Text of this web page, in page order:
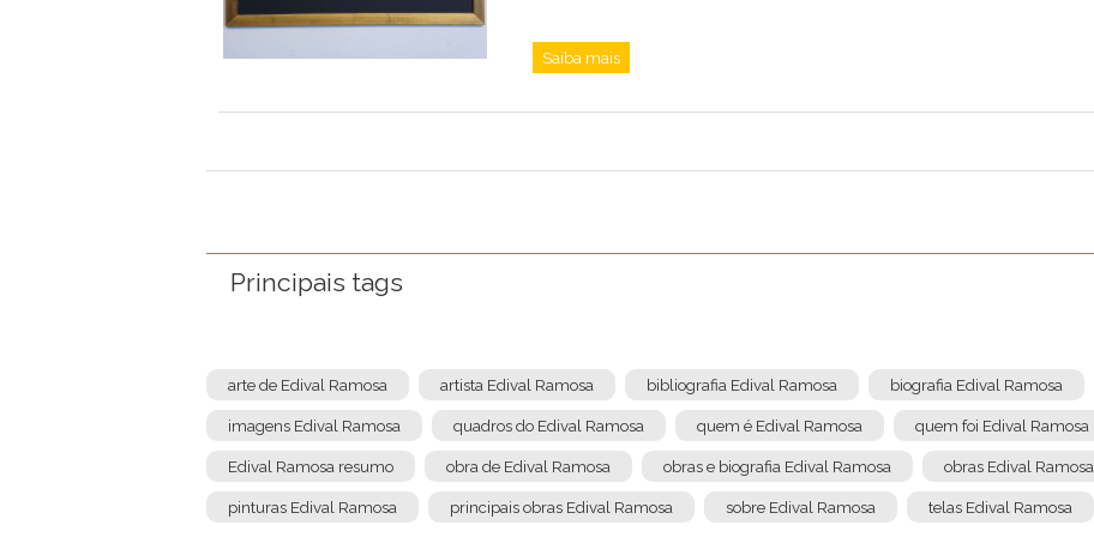
Saiba mais
Principais tags
arte de Edival Ramosa artista Edival Ramosa bibliografia Edival Ramosa biografia Edival Ramosa
imagens Edival Ramosa quadros do Edival Ramosa quem é Edival Ramosa quem foi Edival Ramosa
Edival Ramosa resumo obra de Edival Ramosa obras e biografia Edival Ramosa obras Edival Ramosa
pinturas Edival Ramosa principais obras Edival Ramosa sobre Edival Ramosa telas Edival Ramosa